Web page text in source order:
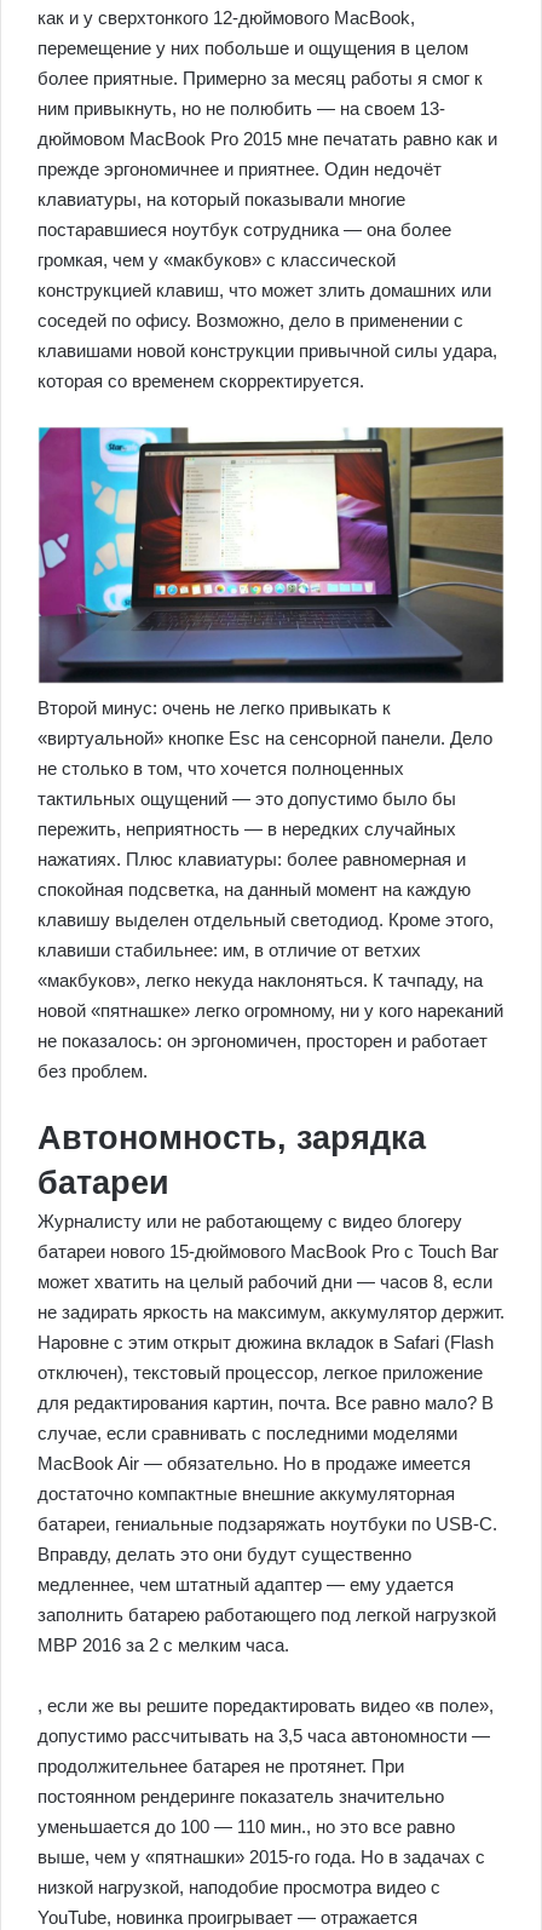
как и у сверхтонкого 12-дюймового MacBook,
перемещение у них побольше и ощущения в целом
более приятные. Примерно за месяц работы я смог к
ним привыкнуть, но не полюбить — на своем 13-
дюймовом MacBook Pro 2015 мне печатать равно как и
прежде эргономичнее и приятнее. Один недочёт
клавиатуры, на который показывали многие
постаравшиеся ноутбук сотрудника — она более
громкая, чем у «макбуков» с классической
конструкцией клавиш, что может злить домашних или
соседей по офису. Возможно, дело в применении с
клавишами новой конструкции привычной силы удара,
которая со временем скорректируется.
Второй минус: очень не легко привыкать к
«виртуальной» кнопке Esc на сенсорной панели. Дело
не столько в том, что хочется полноценных
тактильных ощущений — это допустимо было бы
пережить, неприятность — в нередких случайных
нажатиях. Плюс клавиатуры: более равномерная и
спокойная подсветка, на данный момент на каждую
клавишу выделен отдельный светодиод. Кроме этого,
клавиши стабильнее: им, в отличие от ветхих
«макбуков», легко некуда наклоняться. К тачпаду, на
новой «пятнашке» легко огромному, ни у кого нареканий
не показалось: он эргономичен, просторен и работает
без проблем.
Автономность, зарядка
батареи
Журналисту или не работающему с видео блогеру
батареи нового 15-дюймового MacBook Pro с Touch Bar
может хватить на целый рабочий дни — часов 8, если
не задирать яркость на максимум, аккумулятор держит.
Наровне с этим открыт дюжина вкладок в Safari (Flash
отключен), текстовый процессор, легкое приложение
для редактирования картин, почта. Все равно мало? В
случае, если сравнивать с последними моделями
MacBook Air — обязательно. Но в продаже имеется
достаточно компактные внешние аккумуляторная
батареи, гениальные подзаряжать ноутбуки по USB-C.
Вправду, делать это они будут существенно
медленнее, чем штатный адаптер — ему удается
заполнить батарею работающего под легкой нагрузкой
MBP 2016 за 2 с мелким часа.
, если же вы решите поредактировать видео «в поле»,
допустимо рассчитывать на 3,5 часа автономности —
продолжительнее батарея не протянет. При
постоянном рендеринге показатель значительно
уменьшается до 100 — 110 мин., но это все равно
выше, чем у «пятнашки» 2015-го года. Но в задачах с
низкой нагрузкой, наподобие просмотра видео с
YouTube, новинка проигрывает — отражается